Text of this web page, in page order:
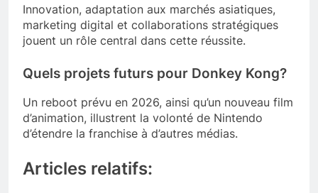
Innovation, adaptation aux marchés asiatiques,
marketing digital et collaborations stratégiques
jouent un rôle central dans cette réussite.
Quels projets futurs pour Donkey Kong?
Un reboot prévu en 2026, ainsi qu’un nouveau film
d’animation, illustrent la volonté de Nintendo
d’étendre la franchise à d’autres médias.
Articles relatifs: